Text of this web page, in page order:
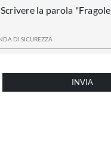
Scrivere la parola
INVIA